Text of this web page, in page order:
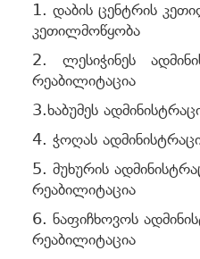
1. დაბის ცენტრის
კეთილმოწყობა
2. ლესიჭინეს
რეაბილიტაცია
3.ხაბუმეს
4. ჭოღას
5. მუხურის
რეაბილიტაცია
6. ნაფიჩხოვოს
რეაბილიტაცია